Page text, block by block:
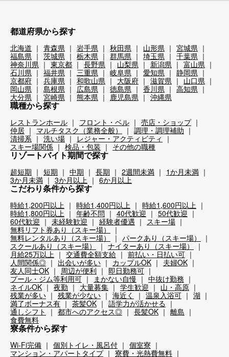
都道府県から探す
北海道 青森県 岩手県 秋田県 山形県
宮城県
福島県
茨城県 栃木県 群馬県 埼玉県
千葉県
神奈川県
東京都 長野県 山梨県 新潟県
富山県
石川県
福井県 三重県 岐阜県 愛知県
静岡県
京都府
兵庫県 和歌山県 大阪府 滋賀県
山口県
岡山県
島根県 広島県 徳島県 香川県
高知県
大分県
宮崎県 熊本県 鹿児島県 沖縄県
職種から探す
レストランホール フロント・ベル
売店・ショップ
仲居
マルチタスク（業務全般）
調理・調理補助
清掃系
洗い場
レジャー・アクティビティ
スキー場関係
検品・包装 その他の職種
リゾートバイト期間で探す
超短期 短期 中期 長期 2週間未満
1か月未満
3か月未満
3か月以上 6か月以上
こだわり条件から探す
時給1,200円以上 時給1,400円以上
時給1,600円以上
時給1,800円以上
年齢不問 40代歓迎
50代歓迎
60代歓迎
未経験歓迎 経験者優遇
スキー場
無料リフト券あり（スキー場）
無料レンタルあり（スキー場）
パークあり（スキー場）
スクールあり（スキー場）
ナイターあり（スキー場）
月給25万以上
交通費全額支給
前払い・日払い可
人間関係◎
出会いが多い カップルOK
夫婦OK
友人同士OK
周辺が便利
即日勤務可
プール・ジム等利用可
まかない自慢
中抜け勤務
ネイルOK
夜勤 大量募集 学生歓迎
山・高原
残業が多い
残業が少ない 海近く 温泉入浴可
湖
満了ボーナス有
茶髪OK
語学力が活かせる
通しシフト
都市へのアクセス◎ 長髪OK
離島
食費無料
寮条件から探す
Wi-Fi完備 個別トイレ・風呂付
個室寮
マンション・アパートタイプ
寮費・光熱費無料